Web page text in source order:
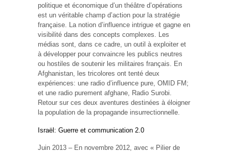
politique et économique d’un théâtre d’opérations
est un véritable champ d’action pour la stratégie
française. La notion d’influence intrigue et gagne en
visibilité dans des concepts complexes. Les
médias sont, dans ce cadre, un outil à exploiter et
à développer pour convaincre les publics neutres
ou hostiles de soutenir les militaires français. En
Afghanistan, les tricolores ont tenté deux
expériences: une radio d’influence pure, OMID FM;
et une radio purement afghane, Radio Surobi.
Retour sur ces deux aventures destinées à éloigner
la population de la propagande insurrectionnelle.
Israël: Guerre et communication 2.0
Juin 2013 – En novembre 2012, avec « Pilier de